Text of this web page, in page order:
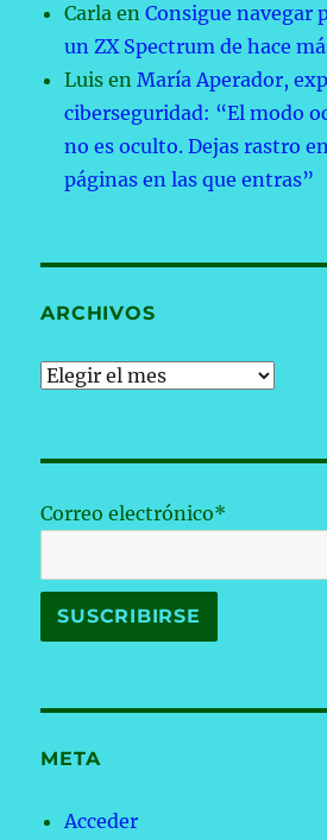
Carla enConsigue navegar
un ZX Spectrum de hace
Luis enMaría Aperador,
ciberseguridad: “El modo
no es oculto. Dejas rastro
páginas en las que entras”
ARCHIVOS
Archivos
Correo electrónico*
META
Acceder